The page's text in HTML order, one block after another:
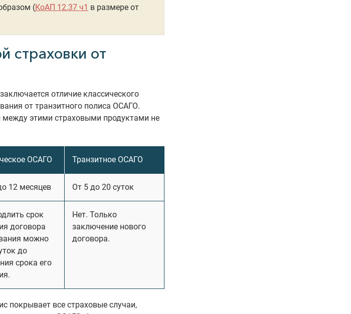
(КоАП 12.37 ч1 в размере от
страховки от
отличие классического
от транзитного полиса ОСАГО.
этими страховыми продуктами не
ОСАГО Транзитное ОСАГО
12 месяцев От 5 до 20 суток
срок
договора
можно
до
срока его
Нет. Только
заключение нового
договора.
покрывает все страховые случаи,